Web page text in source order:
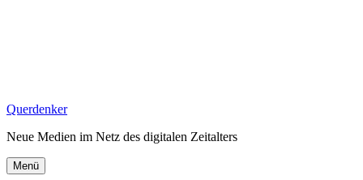
Zum
springen
Querdenker
Neue Medien im Netz des digitalen Zeitalters
Menü